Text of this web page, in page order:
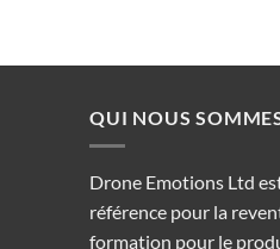
QUI NOUS
Drone Emotions Ltd
référence pour la
formation pour le